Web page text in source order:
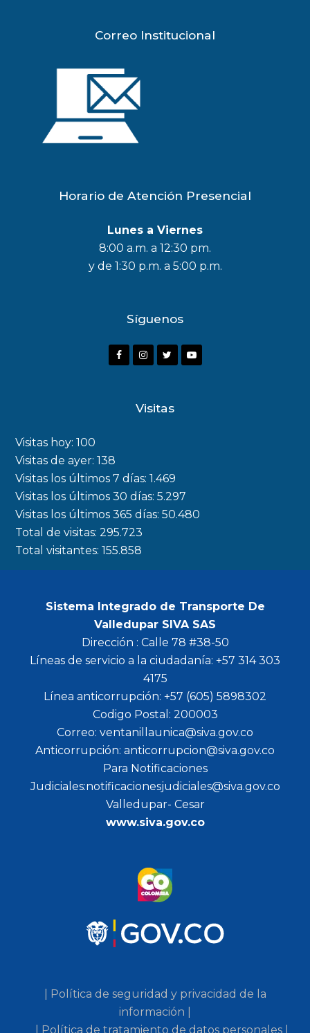
Correo Institucional
Horario de Atención Presencial
Lunes a Viernes
8:00 a.m. a 12:30 pm.
y de 1:30 p.m. a 5:00 p.m.
Síguenos
F
o
k
I
a
m
r
Y
Visitas
Visitas hoy:100
Visitas de ayer:138
Visitas los últimos 7 días:1.469
Visitas los últimos 30 días:5.297
Visitas los últimos 365 días:50.480
Total de visitas:295.723
Total visitantes:155.858
Sistema Integrado de Transporte De
Valledupar SIVA SAS
Dirección : Calle 78 #38-50
Líneas de servicio a la ciudadanía: +57 314 303
4175
Línea anticorrupción: +57 (605) 5898302
Codigo Postal: 200003
Correo: ventanillaunica@siva.gov.co
Anticorrupción: anticorrupcion@siva.gov.co
Para Notificaciones
Judiciales:notificacionesjudiciales@siva.gov.co
Valledupar- Cesar
www.siva.gov.co
| Política de seguridad y privacidad de la
información |
| Política de tratamiento de datos personales |